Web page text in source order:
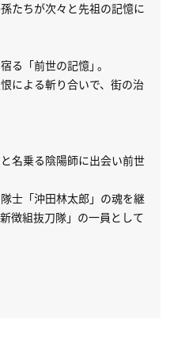
たちが次々と先祖の記憶に
る「前世の記憶｣ 。
による斬り合いで、街の治
名乗る陰陽師に出会い前世
士「沖田林太郎」の魂を継
徴組抜刀隊」の一員として